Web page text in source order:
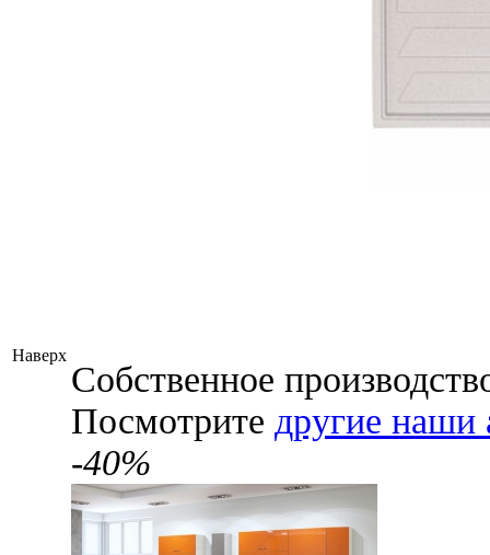
Наверх
Собственное
Посмотрите другие наши
-40%